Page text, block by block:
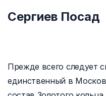
Сергиев Посад
Прежде всего следует
единственный в